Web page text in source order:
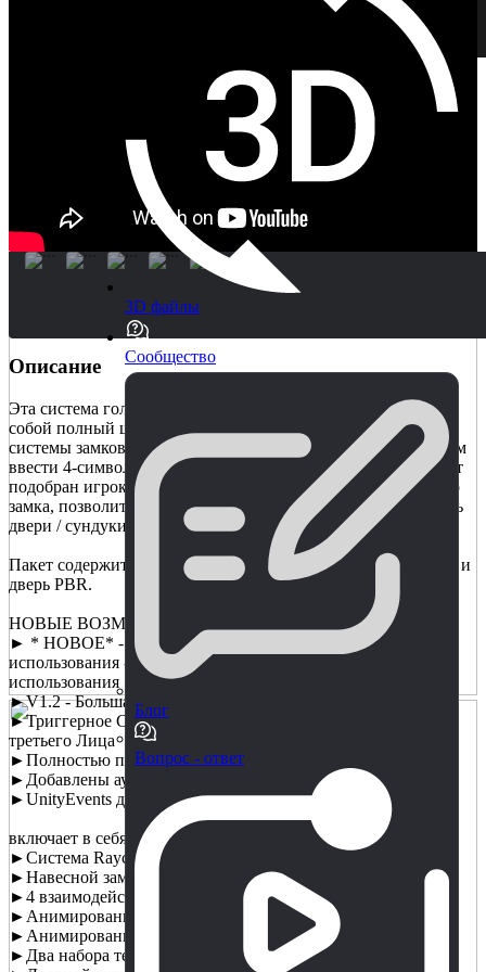
3D файлы
Сообщество
Блог
Вопрос - ответ
Описание
Эта система головоломок с навесным замком представляет
собой полный шаблон для реализации вашей собственной
системы замков и комбинаций. Висячий замок позволяет вам
ввести 4-символьный строковый код, который, если он будет
подобран игроком путем перемещения вращателей висячего
замка, позволит некоторому типу взаимодействия открывать
двери / сундуки и т.д.
Пакет содержит 2 навесных замка PBR размером 2048x2048 и
дверь PBR.
НОВЫЕ ВОЗМОЖНОСТИ:
► * НОВОЕ* - Версия V1.3 - Доработка простоты
использования - Переработано и улучшено удобство
использования
►V1.2 - Большая переделка!
►Триггерное Событие - Возможности Взаимодействия От
третьего Лица
►Полностью переписан и доработан
►Добавлены аудио, менеджеры ввода и многое другое
►UnityEvents для множественного взаимодействия
включает в себя
►Система Raycast
►Навесной замок PBR Входит в комплект поставки
►4 взаимодействия со спиннером
►Анимированная защелка замка
►Анимированная дверь со скриптом взаимодействия
►Два набора текстур PBR Вкл